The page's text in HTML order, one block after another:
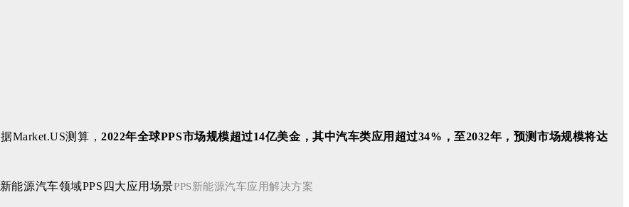
据Market.US测算，2022年全球PPS市场规模超过14亿美金，其中汽车类应用超过34%，至2032年，预测市场规模将达
PPS新能源汽车应用解决方案